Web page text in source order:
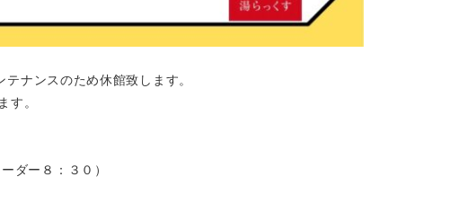
ナンスのため休館致します。
す。
ダー８：３０）